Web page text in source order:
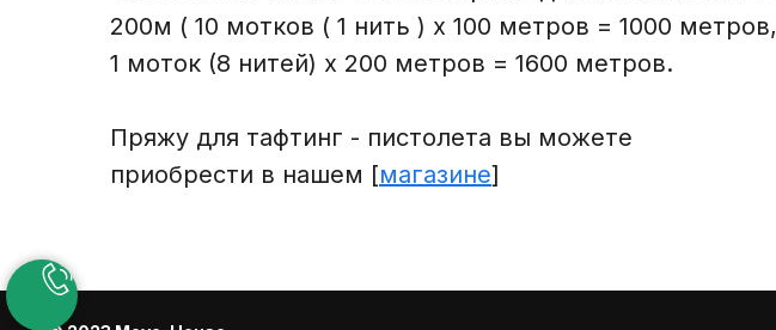
200м ( 10 мотков ( 1 нить ) х 100 метров = 1000 метров,
1 моток (8 нитей) х 200 метров = 1600 метров.
Пряжу для тафтинг - пистолета вы можете
приобрести в нашем [магазине]